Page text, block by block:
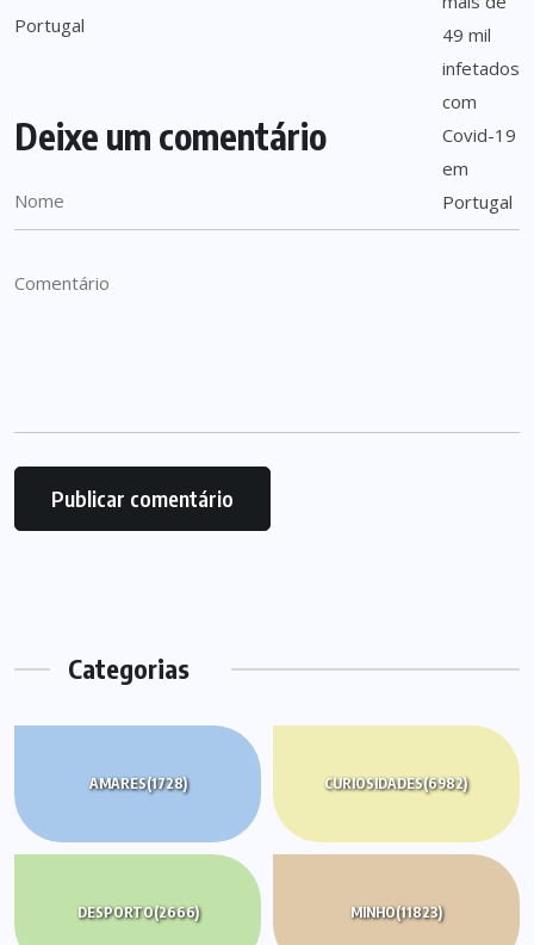
Deixe um comentário
Categorias
AMARES(1728) CURIOSIDADES(6982)
DESPORTO(2666) MINHO(11823)